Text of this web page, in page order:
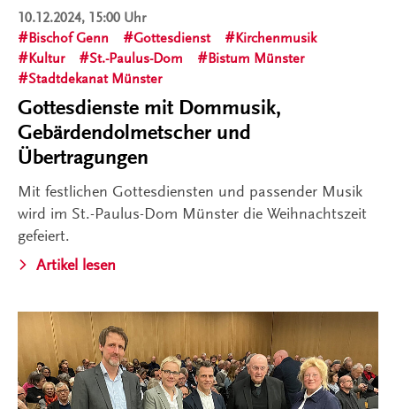
10.12.2024, 15:00 Uhr
Bischof Genn
Gottesdienst
Kirchenmusik
Kultur
St.-Paulus-Dom
Bistum Münster
Stadtdekanat Münster
Gottesdienste mit Dommusik,
Gebärdendolmetscher und
Übertragungen
Mit festlichen Gottesdiensten und passender Musik
wird im St.-Paulus-Dom Münster die Weihnachtszeit
gefeiert.
Artikel lesen